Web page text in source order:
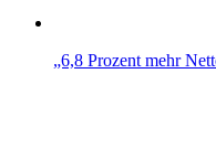
„6,8 Prozent mehr